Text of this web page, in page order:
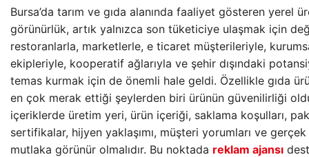
Bursa’da tarım ve gıda alanında faaliyet gösteren yerel
görünürlük, artık yalnızca son tüketiciye ulaşmak için
restoranlarla, marketlerle, e ticaret müşterileriyle,
ekipleriyle, kooperatif ağlarıyla ve şehir dışındaki
temas kurmak için de önemli hale geldi. Özellikle gıda
en çok merak ettiği şeylerden biri ürünün güvenilirliği
içeriklerde üretim yeri, ürün içeriği, saklama koşulları,
sertifikalar, hijyen yaklaşımı, müşteri yorumları ve
mutlaka görünür olmalıdır. Bu noktada reklam ajansı